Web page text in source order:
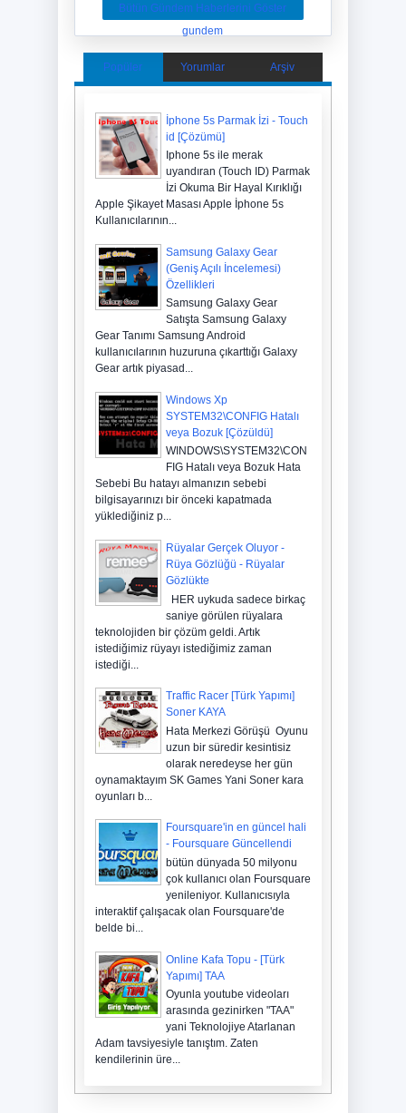
24 Şubat 2014 0
Galatasaray Beşiktaş'ı yıktı!
22 Şubat 2014 0
Taksim Kazancı Yokuşunda
Patlama
17 Şubat 2014 0
Galatasaray Real Madrid
25 Kasım 2013 0
Simite Neden Zam Yapıldı
? Simit Fiyatları ? Simit
Nekadar ?
25 Kasım 2013
Ehliyet sınavı sonuçları
açıklandı 2 Kasım
2013
Bütün Gündem Haberlerini Göster
gundem
Popüler Yorumlar Arşiv
İphone 5s Parmak İzi - Touch
id [Çözümü]
Iphone 5s ile merak
uyandıran (Touch ID) Parmak
İzi Okuma Bir Hayal Kırıklığı
Apple Şikayet Masası Apple İphone 5s
Kullanıcılarının...
Samsung Galaxy Gear
(Geniş Açılı İncelemesi)
Özellikleri
Samsung Galaxy Gear
Satışta Samsung Galaxy
Gear Tanımı Samsung Android
kullanıcılarının huzuruna çıkarttığı Galaxy
Gear artık piyasad...
Windows Xp
SYSTEM32\CONFIG Hatalı
veya Bozuk [Çözüldü]
WINDOWS\SYSTEM32\CON
FIG Hatalı veya Bozuk Hata
Sebebi Bu hatayı almanızın sebebi
bilgisayarınızı bir önceki kapatmada
yüklediğiniz p...
Rüyalar Gerçek Oluyor -
Rüya Gözlüğü - Rüyalar
Gözlükte
HER uykuda sadece birkaç
saniye görülen rüyalara
teknolojiden bir çözüm geldi. Artık
istediğimiz rüyayı istediğimiz zaman
istediği...
Traffic Racer [Türk Yapımı]
Soner KAYA
Hata Merkezi Görüşü Oyunu
uzun bir süredir kesintisiz
olarak neredeyse her gün
oynamaktayım SK Games Yani Soner kara
oyunları b...
Foursquare'in en güncel hali
- Foursquare Güncellendi
bütün dünyada 50 milyonu
çok kullanıcı olan Foursquare
yenileniyor. Kullanıcısıyla
interaktif çalışacak olan Foursquare'de
belde bi...
Online Kafa Topu - [Türk
Yapımı] TAA
Oyunla youtube videoları
arasında gezinirken "TAA"
yani Teknolojiye Atarlanan
Adam tavsiyesiyle tanıştım. Zaten
kendilerinin üre...